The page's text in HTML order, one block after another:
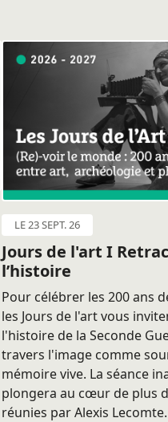
LE 23 SEPT. 26
Jours de l'art I
l’histoire
Pour célébrer les 200 ans
les Jours de l'art vous
l'histoire de la Seconde
travers l'image comme
mémoire vive. La séance
plongera au cœur de plus
réunies par Alexis Lecomte.